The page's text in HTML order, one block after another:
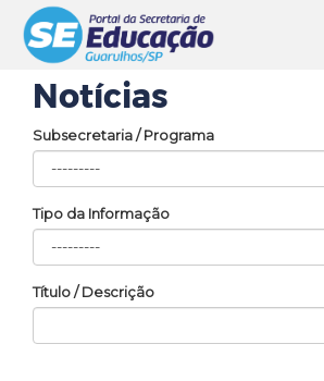
Notícias
Subsecretaria / Programa
Tipo da Informação
Título / Descrição